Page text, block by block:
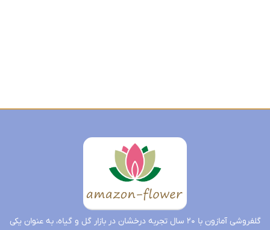
گلفروشی آمازون با ۲۰ سال تجربه درخشان در بازار گل و گیاه، به عنوان یکی